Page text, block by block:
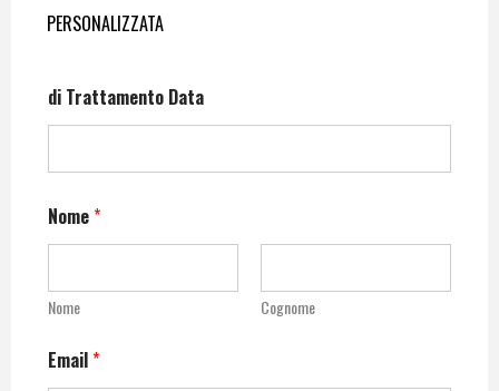
PERSONALIZZATA
di Trattamento Data
Nome*
Nome Cognome
Email*